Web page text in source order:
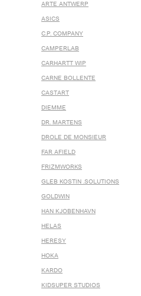
ARTE ANTWERP
ASICS
C.P. COMPANY
CAMPERLAB
CARHARTT WIP
CARNE BOLLENTE
CASTART
DIEMME
DR. MARTENS
DROLE DE MONSIEUR
FAR AFIELD
FRIZMWORKS
GLEB KOSTIN .SOLUTIONS
GOLDWIN
HAN KJOBENHAVN
HELAS
HERESY
HOKA
KARDO
KIDSUPER STUDIOS